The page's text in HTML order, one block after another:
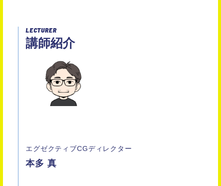
LECTURER
講師紹介
エグゼクティブCGディレクター
本多 真